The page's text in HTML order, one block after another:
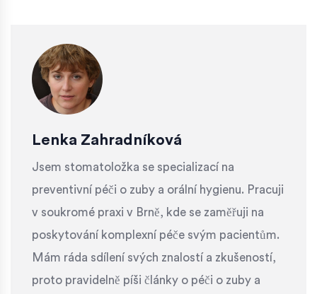
Lenka Zahradníková
Jsem stomatoložka se specializací na
preventivní péči o zuby a orální hygienu. Pracuji
v soukromé praxi v Brně, kde se zaměřuji na
poskytování komplexní péče svým pacientům.
Mám ráda sdílení svých znalostí a zkušeností,
proto pravidelně píši články o péči o zuby a